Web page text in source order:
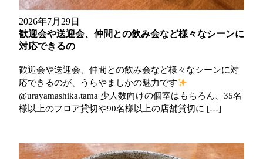
2026年7月29日
歓迎会や送迎会、仲間との飲み会など様々なシーンに
対応できるの
歓迎会や送迎会、仲間との飲み会など様々なシーンに対
応できるのが、うらやましかの魅力です
@urayamashika.tama 少人数向けの個室はもちろん、35名
様以上のフロア貸切や90名様以上の店舗貸切に […]